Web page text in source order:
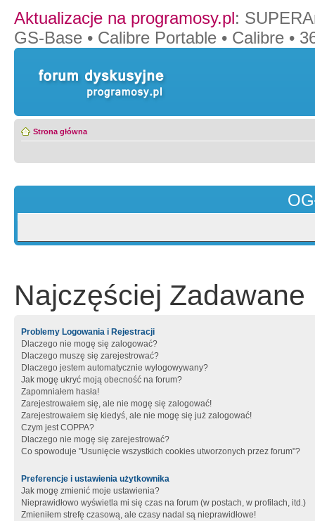
Aktualizacje na programosy.pl:
GS-Base • Calibre Portable • Calibre •
Strona główna
Najczęściej Zadawane
Problemy Logowania i Rejestracji
Dlaczego nie mogę się zalogować?
Dlaczego muszę się zarejestrować?
Dlaczego jestem automatycznie wylogowywany?
Jak mogę ukryć moją obecność na forum?
Zapomniałem hasła!
Zarejestrowałem się, ale nie mogę się zalogować!
Zarejestrowałem się kiedyś, ale nie mogę się już zalogować!
Czym jest COPPA?
Dlaczego nie mogę się zarejestrować?
Co spowoduje "Usunięcie wszystkich cookies utworzonych przez forum"?
Preferencje i ustawienia użytkownika
Jak mogę zmienić moje ustawienia?
Nieprawidłowo wyświetla mi się czas na forum (w postach, w profilach, itd.)
Zmieniłem strefę czasową, ale czasy nadal są nieprawidłowe!